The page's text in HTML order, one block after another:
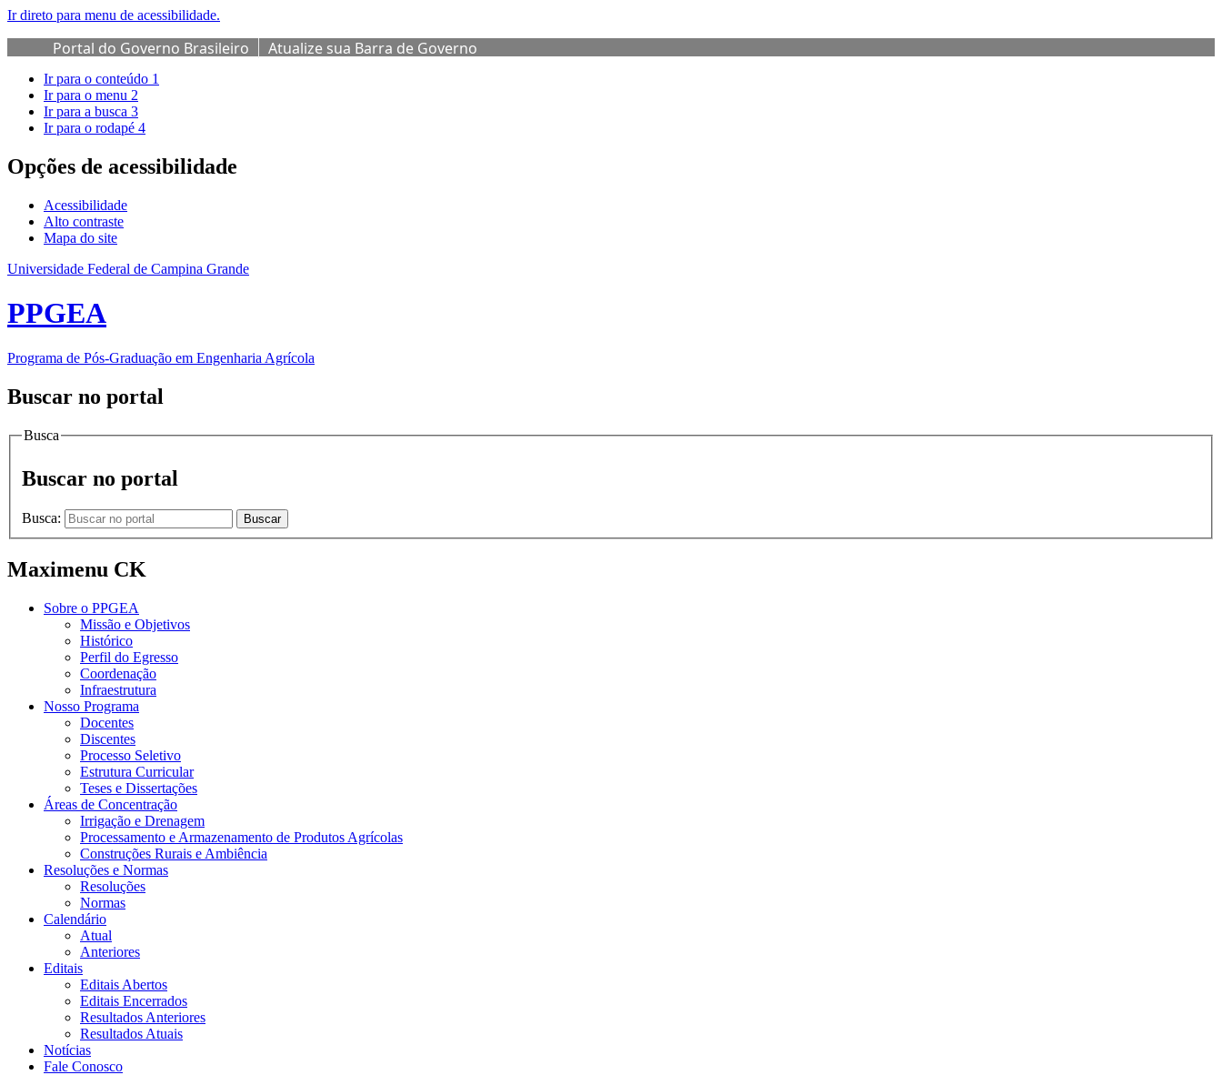
Ir direto para menu de acessibilidade.
Portal do Governo Brasileiro Atualize sua Barra de Governo
Ir para o conteúdo 1
Ir para o menu 2
Ir para a busca 3
Ir para o rodapé 4
Opções de acessibilidade
Acessibilidade
Alto contraste
Mapa do site
Universidade Federal de Campina Grande
PPGEA
Programa de Pós-Graduação em Engenharia Agrícola
Buscar no portal
Busca
Buscar no portal
Busca: Buscar
Maximenu CK
Sobre o PPGEA
Missão e Objetivos
Histórico
Perfil do Egresso
Coordenação
Infraestrutura
Nosso Programa
Docentes
Discentes
Processo Seletivo
Estrutura Curricular
Teses e Dissertações
Áreas de Concentração
Irrigação e Drenagem
Processamento e Armazenamento de Produtos Agrícolas
Construções Rurais e Ambiência
Resoluções e Normas
Resoluções
Normas
Calendário
Atual
Anteriores
Editais
Editais Abertos
Editais Encerrados
Resultados Anteriores
Resultados Atuais
Notícias
Fale Conosco